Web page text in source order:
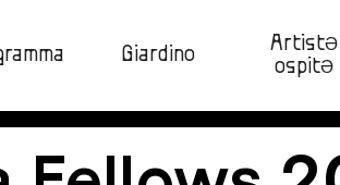
Giardino
ArtistƏ
ospitƏ‍